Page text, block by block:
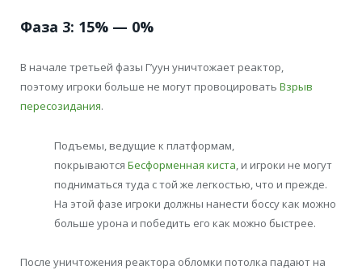
Фаза 3: 15% — 0%
В начале третьей фазы Г’уун уничтожает реактор,
поэтому игроки больше не могут провоцировать Взрыв
пересозидания.
Подъемы, ведущие к платформам,
покрываются Бесформенная киста , и игроки не могут
подниматься туда с той же легкостью, что и прежде.
На этой фазе игроки должны нанести боссу как можно
больше урона и победить его как можно быстрее.
После уничтожения реактора обломки потолка падают на